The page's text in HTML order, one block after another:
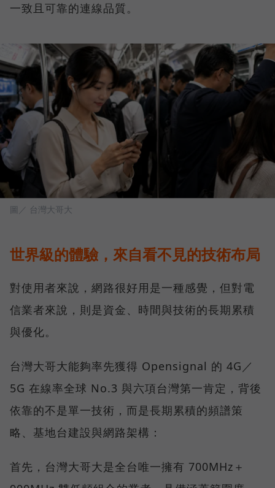
一致且可靠的連線品質。
圖／ 台灣大哥大
世界級的體驗，來自看不見的技術布局
對使用者來說，網路很好用是一種感覺，但對電
信業者來說，則是資金、時間與技術的長期累積
與優化。
台灣大哥大能夠率先獲得 Opensignal 的 4G／
5G 在線率全球 No.3 與六項台灣第一肯定，背後
依靠的不是單一技術，而是長期累積的頻譜策
略、基地台建設與網路架構：
首先，台灣大哥大是全台唯一擁有 700MHz＋